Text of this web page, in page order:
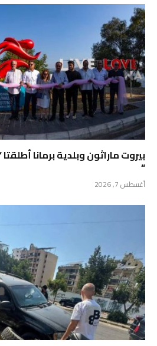
بيروت ماراثون وبلدية برمانا
“
أغسطس 7, 2026